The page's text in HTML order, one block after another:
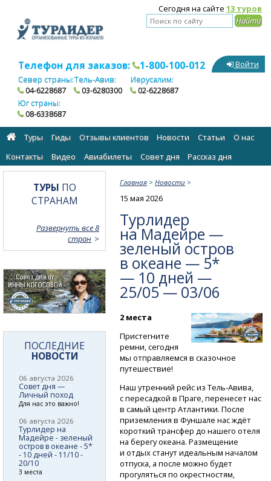
Сегодня на сайте 13 туров
Телефон для заказов: 1-800-100-012
Север страны:
04-6228687
Тель-Авив:
03-6280300
Иерусалим:
02-6228687
Юг страны:
08-6338687
Войти
Туры Гиды Отзывы клиентов Новости Статьи
О нас
Контакты
Видео Авиабилеты Cовет дня Рассказ дня
Главная >Новости >
15 мая 2026
Турлидер
на Мадейре —
зеленый остров
в океане — 5*
— 10 дней —
25/05 — 03/06
2 места
Пристегните
ремни, сегодня
мы отправляемся в сказочное
путешествие!
Наш утренний рейсиз Тель-Авива,
с пересадкой в Праге, перенесет нас
в самый центр Атлантики. После
приземления в Фуншале нас ждёт
короткий трансфер до нашего отеля
на берегу океана. Размещение
и отдых станут идеальным началом
отпуска, а после можно будет
прогуляться по окрестностям,
ТУРЫ ПО
СТРАНАМ
Развернуть все 8
стран
ПОСЛЕДНИЕ
НОВОСТИ
06 августа 2026
Совет дня —
Личный поход
Для нас это важно!
06 августа 2026
Турлидер на
Мадейре - зеленый
остров в океане - 5*
- 10 дней - 11/10 -
20/10
3 места